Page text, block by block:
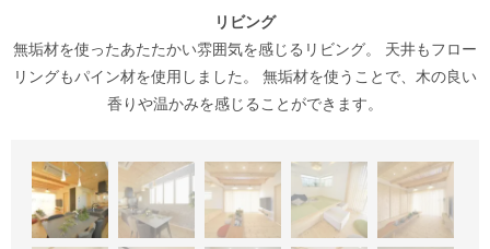
リビング
無垢材を使ったあたたかい雰囲気を感じるリビング。 天井もフロー
リングもパイン材を使用しました。 無垢材を使うことで、木の良い
香りや温かみを感じることができます。